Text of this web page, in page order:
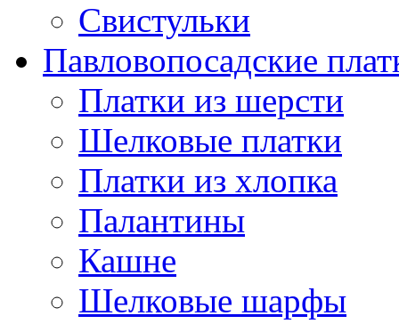
Свистульки
Павловопосадские
Платки из шерсти
Шелковые платки
Платки из хлопка
Палантины
Кашне
Шелковые шарфы